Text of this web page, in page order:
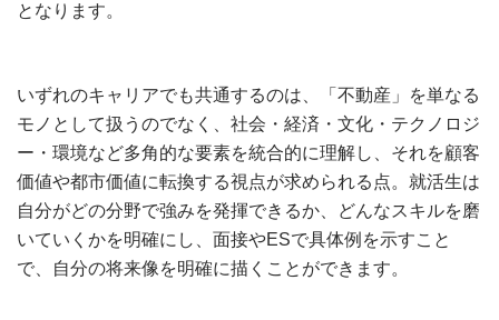
となります。
いずれのキャリアでも共通するのは、「不動産」を単なる
モノとして扱うのでなく、社会・経済・文化・テクノロジ
ー・環境など多角的な要素を統合的に理解し、それを顧客
価値や都市価値に転換する視点が求められる点。就活生は
自分がどの分野で強みを発揮できるか、どんなスキルを磨
いていくかを明確にし、面接やESで具体例を示すこと
で、自分の将来像を明確に描くことができます。